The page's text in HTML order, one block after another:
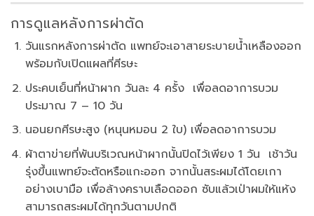
การดูแลหลังการผ่าตัด
วันแรกหลังการผ่าตัด แพทย์จะเอาสายระบายน้ำเหลืองออก
พร้อมกับเปิดแผลที่ศีรษะ
ประคบเย็นที่หน้าผาก วันละ 4 ครั้ง เพื่อลดอาการบวม
ประมาณ 7 – 10 วัน
นอนยกศีรษะสูง (หนุนหมอน 2 ใบ) เพื่อลดอาการบวม
ผ้าตาข่ายที่พันบริเวณหน้าผากนั้นปิดไว้เพียง 1 วัน เช้าวัน
รุ่งขึ้นแพทย์จะตัดหรือแกะออก จากนั้นสระผมได้โดยเกา
อย่างเบามือ เพื่อล้างคราบเลือดออก ซับแล้วเป่าผมให้แห้ง
สามารถสระผมได้ทุกวันตามปกติ